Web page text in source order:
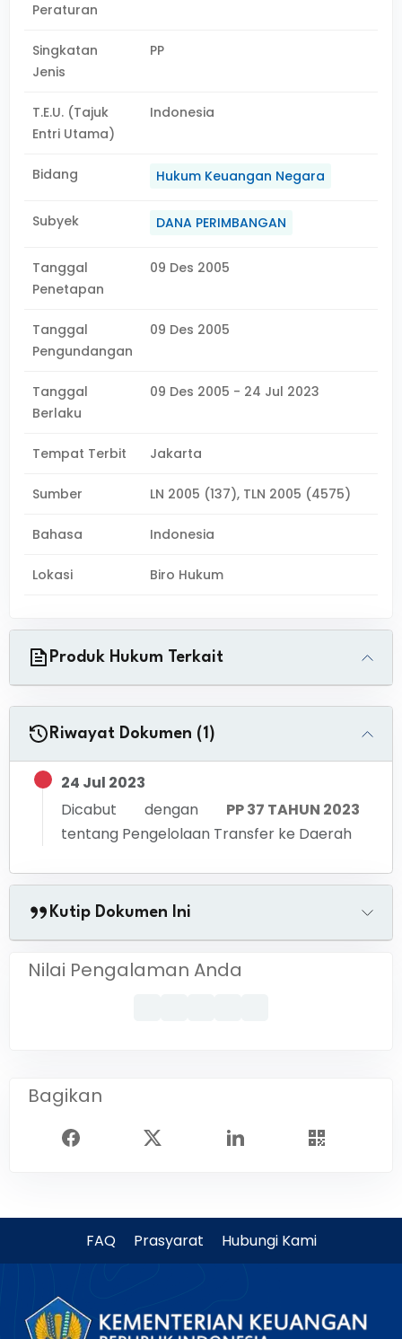
Peraturan
Singkatan
Jenis
PP
T.E.U. (Tajuk
Entri Utama)
Indonesia
Bidang Hukum Keuangan Negara
Subyek DANA PERIMBANGAN
Tanggal
Penetapan
09 Des 2005
Tanggal
Pengundangan
09 Des 2005
Tanggal
Berlaku
09 Des 2005 - 24 Jul 2023
Tempat Terbit Jakarta
Sumber LN 2005 (137), TLN 2005 (4575)
Bahasa Indonesia
Lokasi Biro Hukum
Produk Hukum Terkait
Riwayat Dokumen (1)
24 Jul 2023
Dicabut dengan
PP 37 TAHUN 2023
tentang Pengelolaan Transfer ke Daerah
Kutip Dokumen Ini
Nilai Pengalaman Anda
Bagikan
FAQ Prasyarat Hubungi Kami